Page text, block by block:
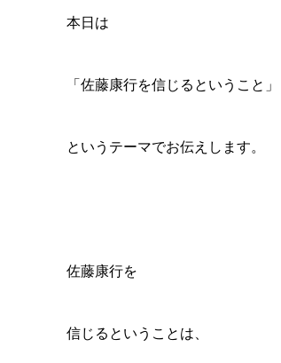
本日は
「佐藤康行を信じるということ」
というテーマでお伝えします。
佐藤康行を
信じるということは、